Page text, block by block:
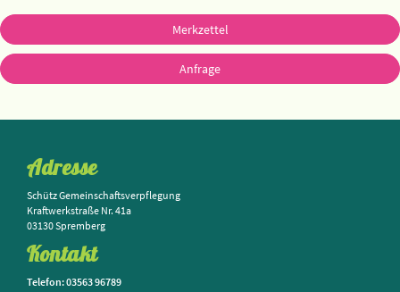
Merkzettel
Anfrage
Adresse
Schütz Gemeinschaftsverpflegung
Kraftwerkstraße Nr. 41a
03130 Spremberg
Kontakt
Telefon: 03563 96789